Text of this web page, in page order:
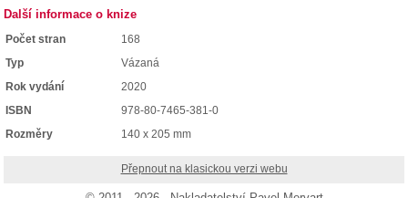
Další informace o knize
Počet stran
168
Typ
Vázaná
Rok vydání
2020
ISBN
978-80-7465-381-0
Rozměry
140 x 205 mm
Přepnout na klasickou verzi webu